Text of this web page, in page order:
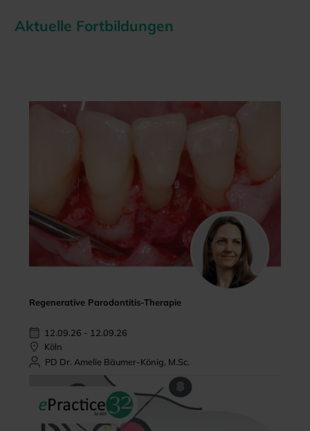
Aktuelle Fortbildungen
Regenerative Parodontitis-Therapie
12.09.26 - 12.09.26
Köln
PD Dr. Amelie Bäumer-König, M.Sc.